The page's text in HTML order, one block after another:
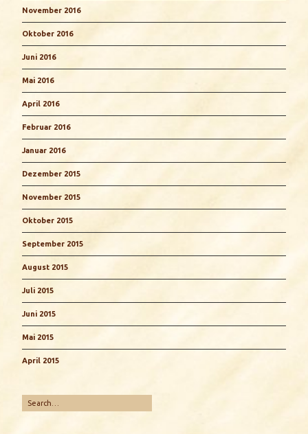
November 2016
Oktober 2016
Juni 2016
Mai 2016
April 2016
Februar 2016
Januar 2016
Dezember 2015
November 2015
Oktober 2015
September 2015
August 2015
Juli 2015
Juni 2015
Mai 2015
April 2015